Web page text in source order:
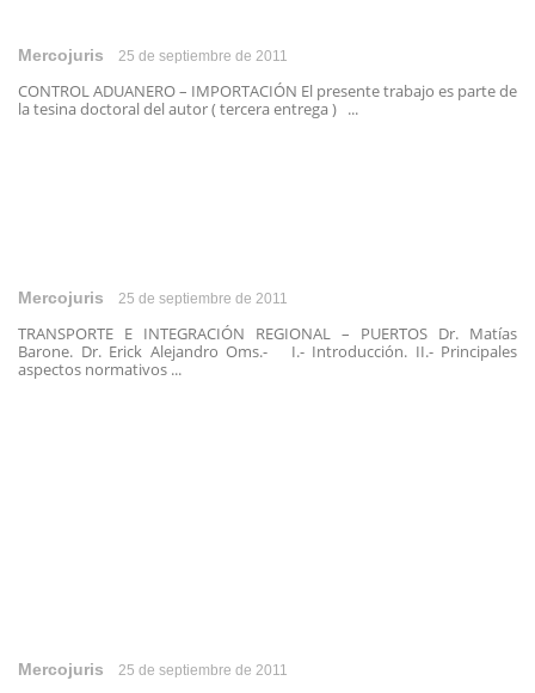
Mercojuris 25 de septiembre de 2011
CONTROL ADUANERO – IMPORTACIÓN El presente trabajo es parte de
la tesina doctoral del autor ( tercera entrega ) ...
Mercojuris 25 de septiembre de 2011
TRANSPORTE E INTEGRACIÓN REGIONAL – PUERTOS Dr. Matías
Barone. Dr. Erick Alejandro Oms.- I.- Introducción. II.- Principales
aspectos normativos ...
Mercojuris 25 de septiembre de 2011